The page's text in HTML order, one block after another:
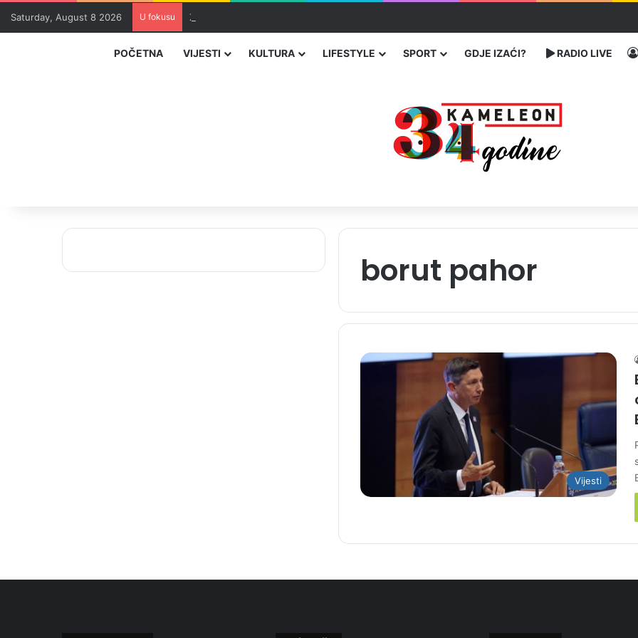
Saturday, August 8 2026 U fokusu Zvizdić, Magazinović i Kojović traže poseban status za Memorijalni centar Srebrenica
POČETNA VIJESTI KULTURA LIFESTYLE SPORT GDJE IZAĆI? RADIO LIVE
borut pahor
Vijesti